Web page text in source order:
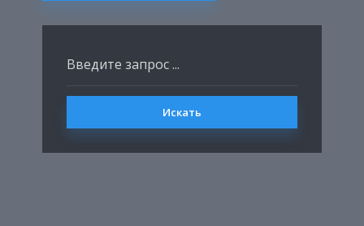
Искать